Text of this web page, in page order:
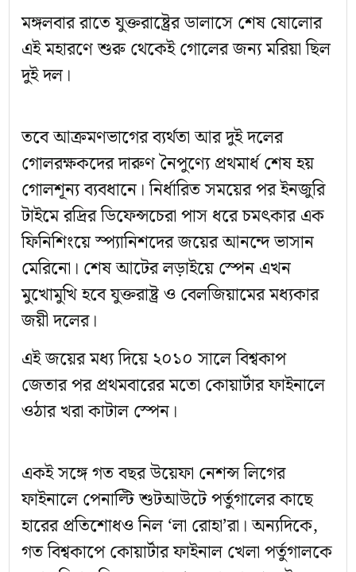
মঙ্গলবার রাতে যুক্তরাষ্ট্রের ডালাসে শেষ ষোলোর
এই মহারণে শুরু থেকেই গোলের জন্য মরিয়া ছিল
দুই দল।
তবে আক্রমণভাগের ব্যর্থতা আর দুই দলের
গোলরক্ষকদের দারুণ নৈপুণ্যে প্রথমার্ধ শেষ হয়
গোলশূন্য ব্যবধানে। নির্ধারিত সময়ের পর ইনজুরি
টাইমে রদ্রির ডিফেন্সচেরা পাস ধরে চমৎকার এক
ফিনিশিংয়ে স্প্যানিশদের জয়ের আনন্দে ভাসান
মেরিনো। শেষ আটের লড়াইয়ে স্পেন এখন
মুখোমুখি হবে যুক্তরাষ্ট্র ও বেলজিয়ামের মধ্যকার
জয়ী দলের।
এই জয়ের মধ্য দিয়ে ২০১০ সালে বিশ্বকাপ
জেতার পর প্রথমবারের মতো কোয়ার্টার ফাইনালে
ওঠার খরা কাটাল স্পেন।
একই সঙ্গে গত বছর উয়েফা নেশন্স লিগের
ফাইনালে পেনাল্টি শুটআউটে পর্তুগালের কাছে
হারের প্রতিশোধও নিল ‘লা রোহা’রা। অন্যদিকে,
গত বিশ্বকাপে কোয়ার্টার ফাইনাল খেলা পর্তুগালকে